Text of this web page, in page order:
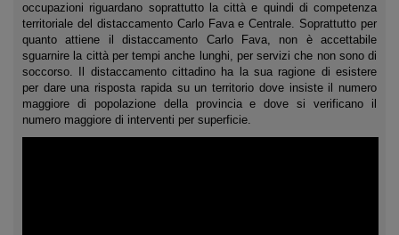
occupazioni riguardano soprattutto la città e quindi di competenza
territoriale del distaccamento Carlo Fava e Centrale. Soprattutto per
quanto attiene il distaccamento Carlo Fava, non è accettabile
sguarnire la città per tempi anche lunghi, per servizi che non sono di
soccorso. Il distaccamento cittadino ha la sua ragione di esistere
per dare una risposta rapida su un territorio dove insiste il numero
maggiore di popolazione della provincia e dove si verificano il
numero maggiore di interventi per superficie.